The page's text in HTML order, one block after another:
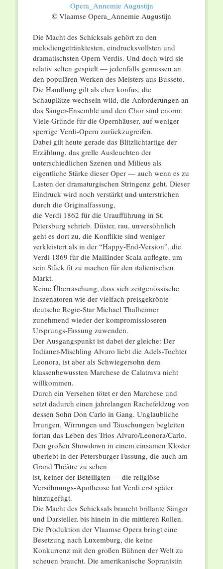
© Vlaamse Opera_Annemie Augustijn
Die Macht des Schicksals gehört zu den
melodiengetränktesten, eindrucksvollsten und
dramatischsten Opern Verdis. Und doch wird sie
relativ selten gespielt — jedenfalls gemessen an
den populären Werken des Meisters aus Busseto.
Die Handlung gilt als eher konfus, die
Schauplätze wechseln wild, die Anforderungen an
das Sänger-Ensemble und den Chor sind enorm:
Viele Gründe für die Opernhäuser, auf weniger
sperrige Verdi-Opern zurückzugreifen.
Dabei gilt heute gerade das Blitzlichtartige der
Erzählung, das grelle Ausleuchten der
unterschiedlichen Szenen und Milieus als
eigentliche Stärke dieser Oper — auch wenn es zu
Lasten der dramaturgischen Stringenz geht. Dieser
Eindruck wird noch verstärkt und unterstrichen
durch die Originalfassung,
die Verdi 1862 für die Uraufführung in St.
Petersburg schrieb. Düster, rau, unversöhnlich
geht es dort zu, die Konflikte sind weniger
verkleistert als in der “Happy-End-Version”, die
Verdi 1869 für die Mailänder Scala auflegte, um
sein Stück fit zu machen für den italienischen
Markt.
Keine Überraschung, dass sich zeitgenössische
Inszenatoren wie der vielfach preisgekrönte
deutsche Regie-Star Michael Thalheimer
zunehmend wieder der kompromissloseren
Ursprungs-Fassung zuwenden.
Der Ausgangspunkt ist dabei der gleiche: Der
Indianer-Mischling Alvaro liebt die Adels-Tochter
Leonora, ist aber als Schwiegersohn dem
klassenbewussten Marchese de Calatrava nicht
willkommen.
Durch ein Versehen tötet er den Marchese und
setzt dadurch einen jahrelangen Rachefeldzug von
dessen Sohn Don Carlo in Gang. Unglaubliche
Irrungen, Wirrungen und Täuschungen begleiten
fortan das Leben des Trios Alvaro/Leonora/Carlo.
Den großen Showdown in einem einsamen Kloster
überlebt in der Petersburger Fassung, die auch am
Grand Théâtre zu sehen
ist, keiner der Beteiligten — die religiöse
Versöhnungs-Apotheose hat Verdi erst später
hinzugefügt.
Die Macht des Schicksals braucht brillante Sänger
und Darsteller, bis hinein in die mittleren Rollen.
Die Produktion der Vlaamse Opera bringt eine
Besetzung nach Luxemburg, die keine
Konkurrenz mit den großen Bühnen der Welt zu
scheuen braucht. Die amerikanische Sopranistin